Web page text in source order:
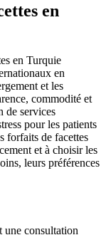
en
en Turquie
en
et les
commodité et
de services
pour les patients
forfaits de facettes
et à choisir les
leurs préférences
consultation